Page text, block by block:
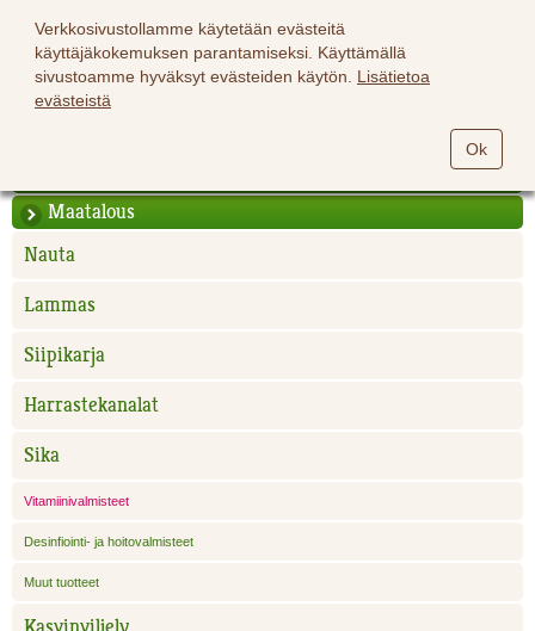
Verkkosivustollamme käytetään evästeitä
käyttäjäkokemuksen parantamiseksi. Käyttämällä
sivustoamme hyväksyt evästeiden käytön. Lisätietoa
evästeistä
Ok
Maatalous
Nauta
Lammas
Siipikarja
Harrastekanalat
Sika
Vitamiinivalmisteet
Desinfiointi- ja hoitovalmisteet
Muut tuotteet